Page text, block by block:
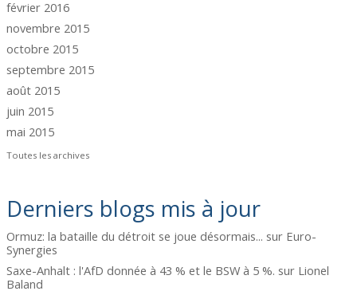
février 2016
novembre 2015
octobre 2015
septembre 2015
août 2015
juin 2015
mai 2015
Toutes les archives
Derniers blogs mis à jour
Ormuz: la bataille du détroit se joue désormais... sur Euro-
Synergies
Saxe-Anhalt : l'AfD donnée à 43 % et le BSW à 5 %. sur Lionel
Baland